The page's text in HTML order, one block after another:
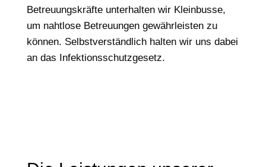
Betreuungskräfte unterhalten wir Kleinbusse,
um nahtlose Betreuungen gewährleisten zu
können. Selbstverständlich halten wir uns dabei
an das Infektionsschutzgesetz.